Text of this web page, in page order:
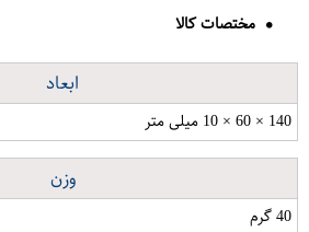
مختصات کالا
ابعاد
140 × 60 × 10 میلی متر
وزن
40 گرم